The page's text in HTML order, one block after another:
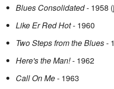
Blues Consolidated- 1958
Like Er Red Hot- 1960
Two Steps from the Blues-
Here's the Man!- 1962
Call On Me- 1963